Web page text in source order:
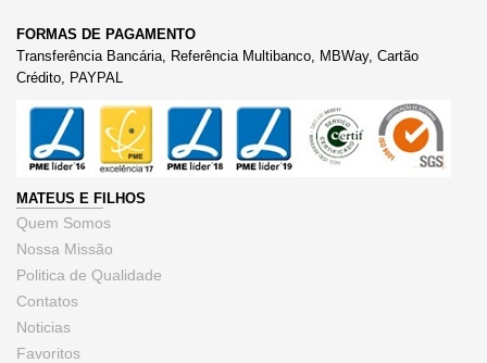
FORMAS DE PAGAMENTO
Transferência Bancária, Referência Multibanco, MBWay, Cartão
Crédito, PAYPAL
MATEUS E FILHOS
Quem Somos
Nossa Missão
Politica de Qualidade
Contatos
Noticias
Favoritos